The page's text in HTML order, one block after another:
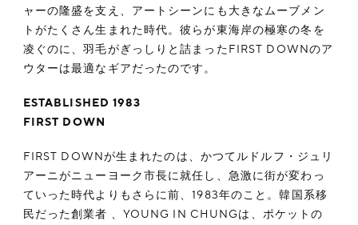
ャーの隆盛を支え、アートシーンにも大きなムーブメン
トがたくさん生まれた時代。彼らが東海岸の極寒の冬を
凌ぐのに、羽毛がぎっしりと詰まったFIRST DOWNのア
ウターは最適なギアだったのです。
ESTABLISHED 1983
FIRST DOWN
FIRST DOWNが生まれたのは、かつてルドルフ・ジュリ
アーニがニューヨーク市長に就任し、急激に街が変わっ
ていった時代よりもさらに前、1983年のこと。韓国系移
民だった創業者 、YOUNG IN CHUNGは、ポケットの